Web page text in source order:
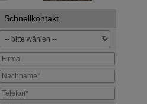
Schnellkontakt